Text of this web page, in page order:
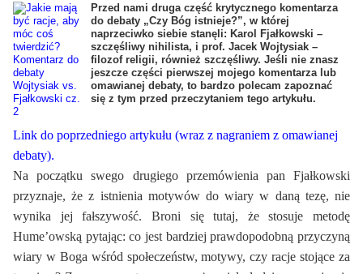
Przed nami druga część krytycznego komentarza
do debaty „Czy Bóg istnieje?”, w której
naprzeciwko siebie stanęli: Karol Fjałkowski –
szczęśliwy nihilista, i prof. Jacek Wojtysiak –
filozof religii, również szczęśliwy. Jeśli nie znasz
jeszcze części pierwszej mojego komentarza lub
omawianej debaty, to bardzo polecam zapoznać
się z tym przed przeczytaniem tego artykułu.
Link do poprzedniego artykułu (wraz z nagraniem z omawianej
debaty).
Na początku swego drugiego przemówienia pan Fjałkowski
przyznaje, że z istnienia motywów do wiary w daną tezę, nie
wynika jej fałszywość. Broni się tutaj, że stosuje metodę
Hume’owską pytając: co jest bardziej prawdopodobną przyczyną
wiary w Boga wśród społeczeństw, motywy, czy racje stojące za